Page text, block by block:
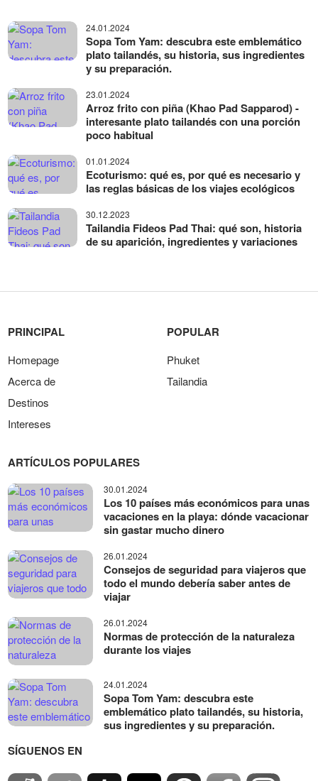
24.01.2024
Sopa Tom Yam: descubra este emblemático
plato tailandés, su historia, sus ingredientes
y su preparación.
23.01.2024
Arroz frito con piña (Khao Pad Sapparod) -
interesante plato tailandés con una porción
poco habitual
01.01.2024
Ecoturismo: qué es, por qué es necesario y
las reglas básicas de los viajes ecológicos
30.12.2023
Tailandia Fideos Pad Thai: qué son, historia
de su aparición, ingredientes y variaciones
PRINCIPAL
Homepage
Acerca de
Destinos
Intereses
POPULAR
Phuket
Tailandia
ARTÍCULOS POPULARES
30.01.2024
Los 10 países más económicos para unas
vacaciones en la playa: dónde vacacionar
sin gastar mucho dinero
26.01.2024
Consejos de seguridad para viajeros que
todo el mundo debería saber antes de
viajar
26.01.2024
Normas de protección de la naturaleza
durante los viajes
24.01.2024
Sopa Tom Yam: descubra este
emblemático plato tailandés, su historia,
sus ingredientes y su preparación.
SÍGUENOS EN